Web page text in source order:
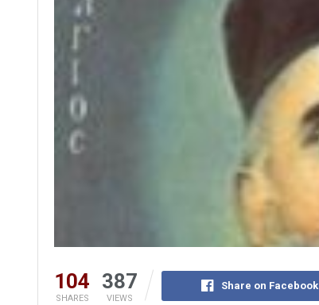
104
SHARES
387
VIEWS
Share on Facebook